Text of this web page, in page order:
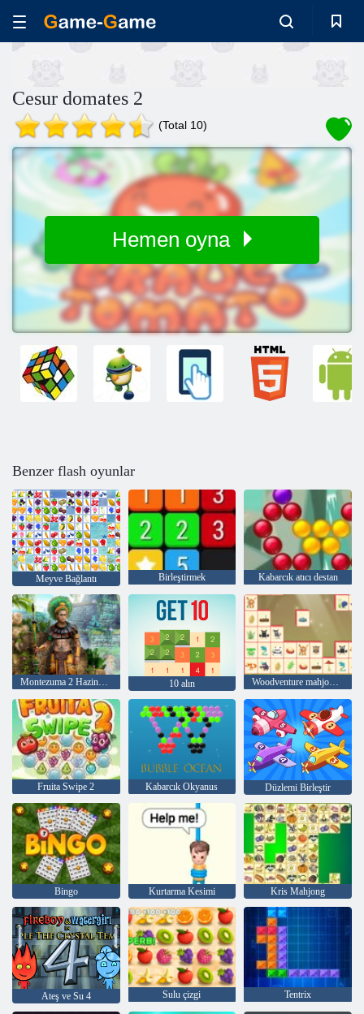
Cesur domates 2
(Total 10)
Hemen oyna
Benzer flash oyunlar
Meyve Bağlantı Birleştirmek Kabarcık atıcı destan
Montezuma 2 Hazineleri 10 alın Woodventure mahjong bağlamak
Fruita Swipe 2 Kabarcık Okyanus Düzlemi Birleştir
Bingo Kurtarma Kesimi Kris Mahjong
Ateş ve Su 4 Sulu çizgi Tentrix